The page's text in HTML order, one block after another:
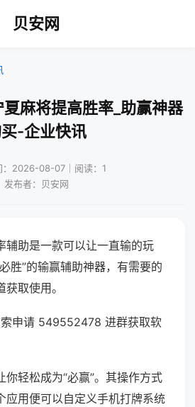
贝安网
麻将提高胜率_助赢神器
-企业快讯
：2026-08-07｜阅读：1
发布者：贝安网
辅助是一款可以让一直输的玩
胜”的输赢辅助神器，有需要的
取使用。
申请 549552478 进群获取软
你轻松成为“必赢”。其操作方式
应用便可以自定义手机打牌系统